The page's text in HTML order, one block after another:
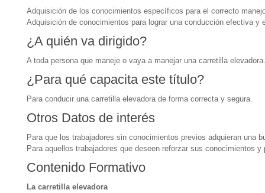
Adquisición de los conocimientos específicos para el correcto
Adquisición de conocimientos para lograr una conducción efectiva y
¿A quién va dirigido?
A toda persona que maneje o vaya a manejar una carretilla elevadora.
¿Para qué capacita este título?
Para conducir una carretilla elevadora de forma correcta y segura.
Otros Datos de interés
Para que los trabajadores sin conocimientos previos adquieran una
Para aquellos trabajadores que deseen reforzar sus conocimientos
Contenido Formativo
La carretilla elevadora